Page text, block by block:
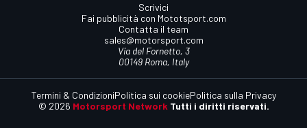
Scrivici
Fai pubblicità con Mototsport.com
Contatta il team
sales@motorsport.com
Via del Fornetto, 3
00149 Roma, Italy
© 2026 Motorsport Network Tutti i diritti riservati.
Termini & CondizioniPolitica sui cookiePolitica sulla Privacy